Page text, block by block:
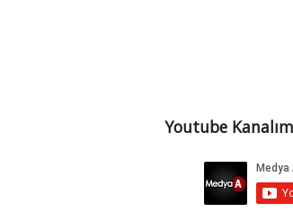
Youtube